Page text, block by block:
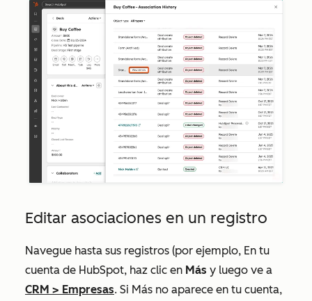
Editar asociaciones en un registro
Navegue hasta sus registros (por ejemplo, En tu
cuenta de HubSpot, haz clic en Más y luego ve a
CRM > Empresas. Si Más no aparece en tu cuenta,